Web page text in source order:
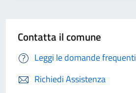
Contatta il comune
Leggi le domande frequenti
Richiedi Assistenza